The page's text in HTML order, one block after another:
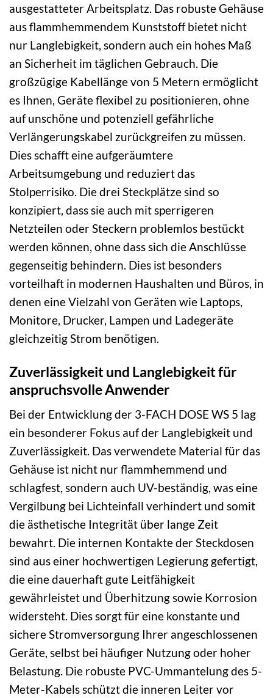
ausgestatteter Arbeitsplatz. Das robuste Gehäuse
aus flammhemmendem Kunststoff bietet nicht
nur Langlebigkeit, sondern auch ein hohes Maß
an Sicherheit im täglichen Gebrauch. Die
großzügige Kabellänge von 5 Metern ermöglicht
es Ihnen, Geräte flexibel zu positionieren, ohne
auf unschöne und potenziell gefährliche
Verlängerungskabel zurückgreifen zu müssen.
Dies schafft eine aufgeräumtere
Arbeitsumgebung und reduziert das
Stolperrisiko. Die drei Steckplätze sind so
konzipiert, dass sie auch mit sperrigeren
Netzteilen oder Steckern problemlos bestückt
werden können, ohne dass sich die Anschlüsse
gegenseitig behindern. Dies ist besonders
vorteilhaft in modernen Haushalten und Büros, in
denen eine Vielzahl von Geräten wie Laptops,
Monitore, Drucker, Lampen und Ladegeräte
gleichzeitig Strom benötigen.
Zuverlässigkeit und Langlebigkeit für
anspruchsvolle Anwender
Bei der Entwicklung der 3-FACH DOSE WS 5 lag
ein besonderer Fokus auf der Langlebigkeit und
Zuverlässigkeit. Das verwendete Material für das
Gehäuse ist nicht nur flammhemmend und
schlagfest, sondern auch UV-beständig, was eine
Vergilbung bei Lichteinfall verhindert und somit
die ästhetische Integrität über lange Zeit
bewahrt. Die internen Kontakte der Steckdosen
sind aus einer hochwertigen Legierung gefertigt,
die eine dauerhaft gute Leitfähigkeit
gewährleistet und Überhitzung sowie Korrosion
widersteht. Dies sorgt für eine konstante und
sichere Stromversorgung Ihrer angeschlossenen
Geräte, selbst bei häufiger Nutzung oder hoher
Belastung. Die robuste PVC-Ummantelung des 5-
Meter-Kabels schützt die inneren Leiter vor